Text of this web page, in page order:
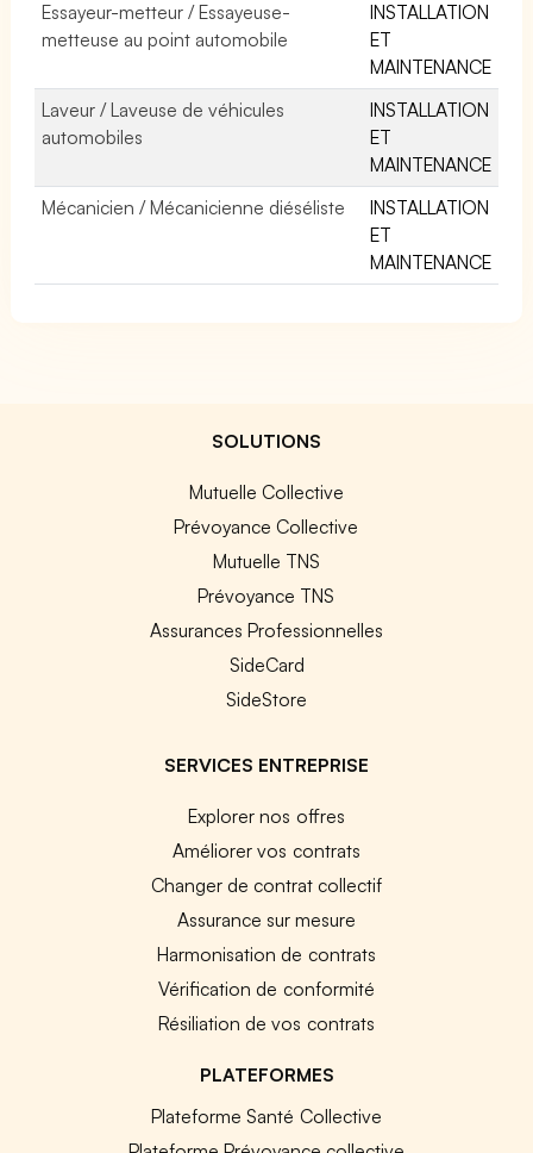
Essayeur-metteur / Essayeuse-
metteuse au point automobile
INSTALLATION
ET
MAINTENANCE
Laveur / Laveuse de véhicules
automobiles
INSTALLATION
ET
MAINTENANCE
Mécanicien / Mécanicienne diéséliste
INSTALLATION
ET
MAINTENANCE
SOLUTIONS
Mutuelle Collective
Prévoyance Collective
Mutuelle TNS
Prévoyance TNS
Assurances Professionnelles
SideCard
SideStore
SERVICES ENTREPRISE
Explorer nos offres
Améliorer vos contrats
Changer de contrat collectif
Assurance sur mesure
Harmonisation de contrats
Vérification de conformité
Résiliation de vos contrats
PLATEFORMES
Plateforme Santé Collective